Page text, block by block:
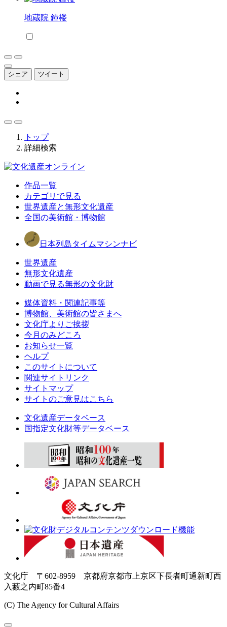
地蔵院 鐘楼
シェア ツイート
トップ
詳細検索
作品一覧
カテゴリで見る
世界遺産と無形文化遺産
全国の美術館・博物館
日本列島タイムマシンナビ
世界遺産
無形文化遺産
動画で見る無形の文化財
媒体資料・関連記事等
博物館、美術館の皆さまへ
文化庁よりご挨拶
今月のみどころ
お知らせ一覧
ヘルプ
このサイトについて
関連サイトリンク
サイトマップ
サイトのご意見はこちら
文化遺産データベース
国指定文化財等データベース
文化庁 〒602-8959 京都府京都市上京区下長者町通新町西
入藪之内町85番4
(C) The Agency for Cultural Affairs